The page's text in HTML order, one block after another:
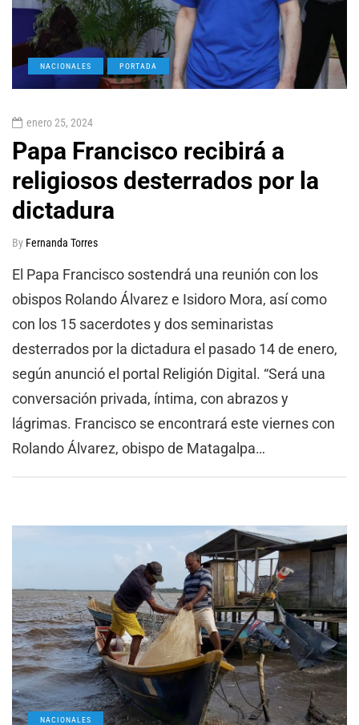
NACIONALES PORTADA
enero 25, 2024
Papa Francisco recibirá a
religiosos desterrados por la
dictadura
By Fernanda Torres
El Papa Francisco sostendrá una reunión con los
obispos Rolando Álvarez e Isidoro Mora, así como
con los 15 sacerdotes y dos seminaristas
desterrados por la dictadura el pasado 14 de enero,
según anunció el portal Religión Digital. “Será una
conversación privada, íntima, con abrazos y
lágrimas. Francisco se encontrará este viernes con
Rolando Álvarez, obispo de Matagalpa…
NACIONALES